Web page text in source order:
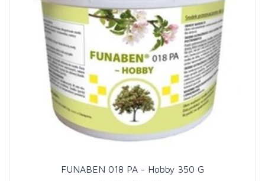
FUNABEN 018 PA - Hobby 350 G